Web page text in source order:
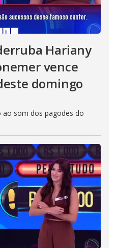
Hariany
vence
domingo
ao som dos pagodes do